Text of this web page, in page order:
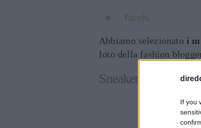
If you
Tacchi
Abbiamo selezionato i
foto della fashion
Sneakers Chiara